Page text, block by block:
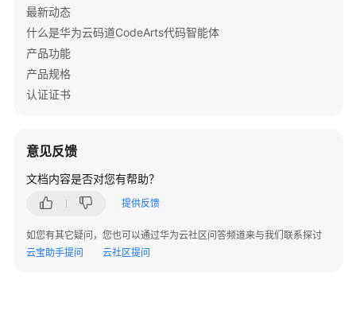
最新动态
什么是华为云码道CodeArts代码智能体
产品功能
产品规格
认证证书
意见反馈
文档内容是否对您有帮助？
提供反馈
如您有其它疑问，您也可以通过华为云社区问答频道来与我们联系探讨
云宝助手提问
云社区提问